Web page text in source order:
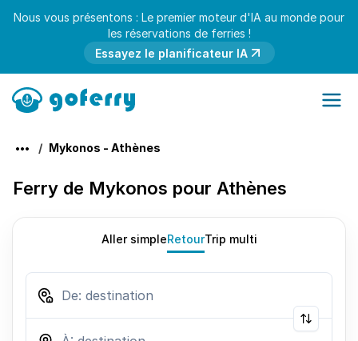
Nous vous présentons : Le premier moteur d'IA au monde pour
les réservations de ferries !
Essayez le planificateur IA
Mykonos - Athènes
Ferry de Mykonos pour Athènes
Aller simpleRetourTrip multi